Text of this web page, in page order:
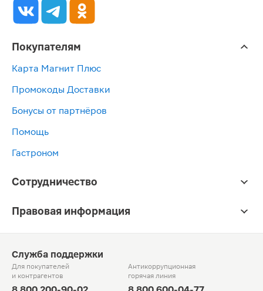
Покупателям
Карта Магнит Плюс
Промокоды Доставки
Бонусы от партнёров
Помощь
Гастроном
Сотрудничество
Правовая информация
Служба поддержки
Для покупателей
и контрагентов
Антикоррупционная
горячая линия